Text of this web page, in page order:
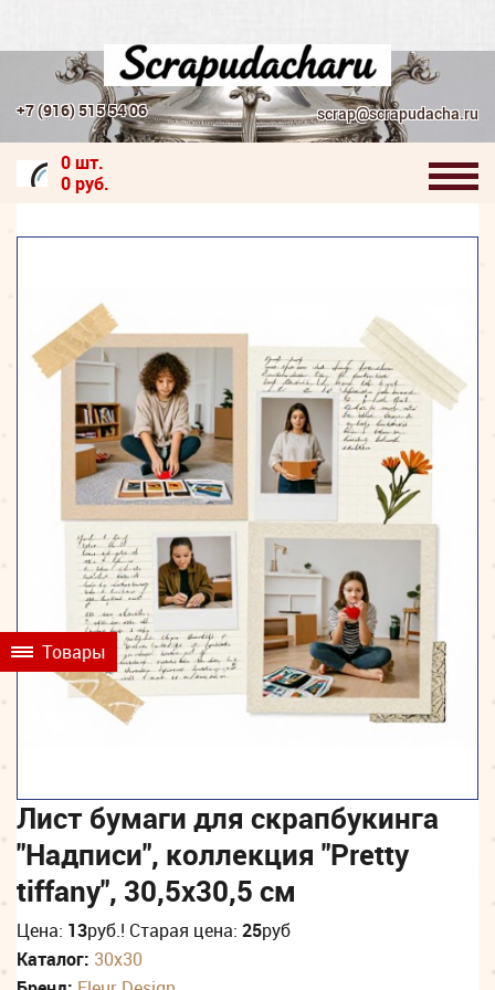
+7 (916) 515 54 06 scrap@scrapudacha.ru
0 шт.
0 руб.
Лист бумаги для скрапбукинга
"Надписи", коллекция "Pretty
tiffany", 30,5х30,5 см
Цена: 13руб.! Старая цена: 25руб
Каталог: 30х30
Товары